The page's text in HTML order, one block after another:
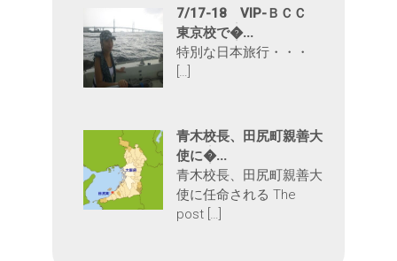
7/17-18 VIP-ＢＣＣ
東京校で�...
特別な日本旅行・・・
[…]
青木校長、田尻町親善大
使に�...
青木校長、田尻町親善大
使に任命される The
post […]